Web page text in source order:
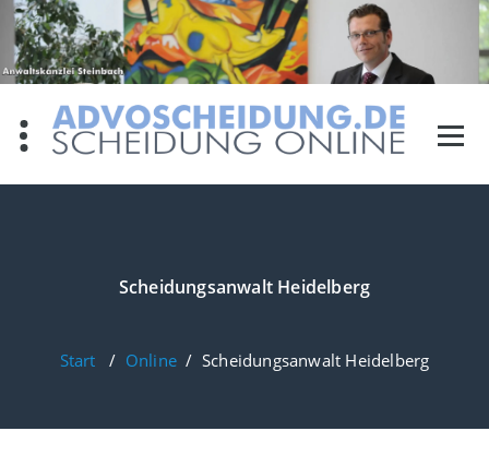
Zum
Inhalt
springen
Scheidungsanwalt Heidelberg
Start / Online / Scheidungsanwalt Heidelberg